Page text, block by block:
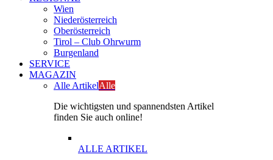
Wien
Niederösterreich
Oberösterreich
Tirol – Club Ohrwurm
Burgenland
SERVICE
MAGAZIN
Alle ArtikelAlle
Die wichtigsten und spannendsten Artikel
finden Sie auch online!
ALLE ARTIKEL